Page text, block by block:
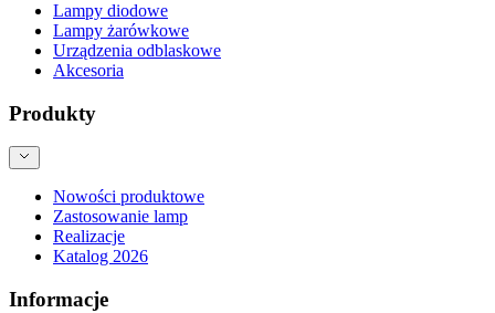
Lampy diodowe
Lampy żarówkowe
Urządzenia odblaskowe
Akcesoria
Produkty
Nowości produktowe
Zastosowanie lamp
Realizacje
Katalog 2026
Informacje